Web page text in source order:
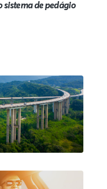
sistema de pedágio